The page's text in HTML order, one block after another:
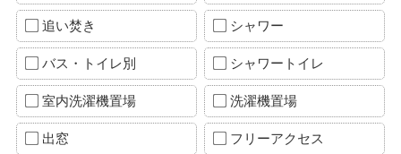
追い焚き シャワー
バス・トイレ別 シャワートイレ
室内洗濯機置場 洗濯機置場
出窓 フリーアクセス